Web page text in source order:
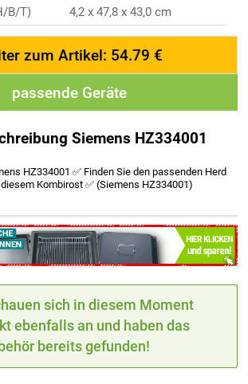
B/T)
4,2 x 47,8 x 43,0 cm
zum Artikel: 54.79 €
passende Geräte
Siemens HZ334001
HZ334001 ✅ Finden Sie den passenden Herd
Kombirost ✅ (Siemens HZ334001)
sich in diesem Moment
ebenfalls an und haben das
bereits gefunden!